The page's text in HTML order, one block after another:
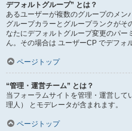
デフォルトグループ” とは？
あるユーザーが複数のグループのメン
グループカラーとグループランクがそ
なたにデフォルトグループ変更のパー
ん。その場合は ユーザーCP でデフォ
ページトップ
“管理・運営チーム” とは？
当フォーラムサイトを管理・運営し
理人） とモデレータが含まれます。
ページトップ